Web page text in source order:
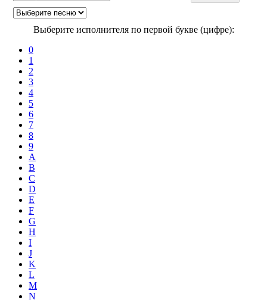
Выберите исполнителя по первой букве (цифре):
0
1
2
3
4
5
6
7
8
9
A
B
C
D
E
F
G
H
I
J
K
L
M
N